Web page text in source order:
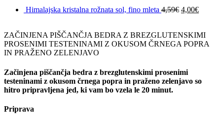
Himalajska kristalna rožnata sol, fino mleta 4,59€ 4,00€
ZAČINJENA PIŠČANČJA BEDRA Z BREZGLUTENSKIMI
PROSENIMI TESTENINAMI Z OKUSOM ČRNEGA POPRA
IN PRAŽENO ZELENJAVO
Začinjena piščančja bedra z brezglutenskimi prosenimi
testeninami z okusom črnega popra in praženo zelenjavo so
hitro pripravljena jed, ki vam bo vzela le 20 minut.
Priprava